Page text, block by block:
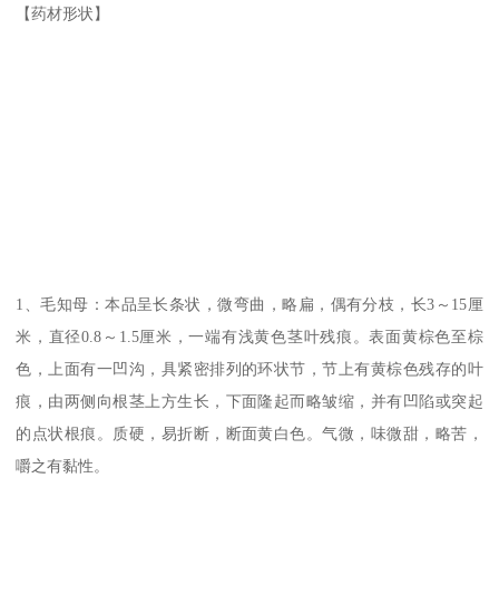
【药材形状】
1、毛知母：本品呈长条状，微弯曲，略扁，偶有分枝，长3～15厘
米，直径0.8～1.5厘米，一端有浅黄色茎叶残痕。表面黄棕色至棕
色，上面有一凹沟，具紧密排列的环状节，节上有黄棕色残存的叶
痕，由两侧向根茎上方生长，下面隆起而略皱缩，并有凹陷或突起
的点状根痕。质硬，易折断，断面黄白色。气微，味微甜，略苦，
嚼之有黏性。